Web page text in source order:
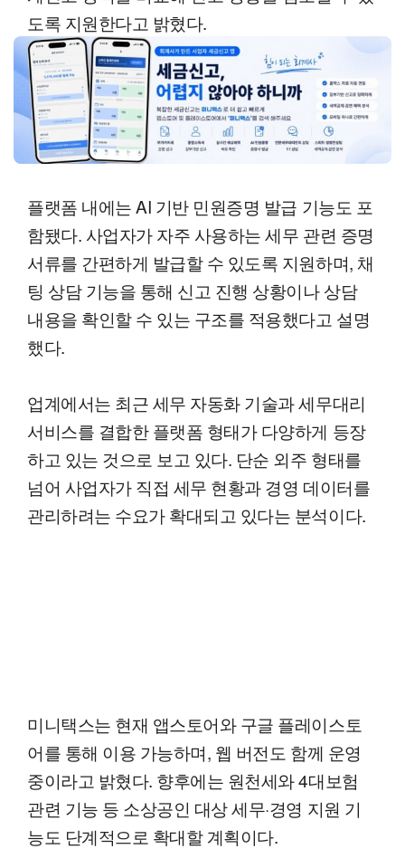
도록 지원한다고 밝혔다.
플랫폼 내에는 AI 기반 민원증명 발급 기능도 포
함됐다. 사업자가 자주 사용하는 세무 관련 증명
서류를 간편하게 발급할 수 있도록 지원하며, 채
팅 상담 기능을 통해 신고 진행 상황이나 상담
내용을 확인할 수 있는 구조를 적용했다고 설명
했다.
업계에서는 최근 세무 자동화 기술과 세무대리
서비스를 결합한 플랫폼 형태가 다양하게 등장
하고 있는 것으로 보고 있다. 단순 외주 형태를
넘어 사업자가 직접 세무 현황과 경영 데이터를
관리하려는 수요가 확대되고 있다는 분석이다.
미니택스는 현재 앱스토어와 구글 플레이스토
어를 통해 이용 가능하며, 웹 버전도 함께 운영
중이라고 밝혔다. 향후에는 원천세와 4대보험
관련 기능 등 소상공인 대상 세무·경영 지원 기
능도 단계적으로 확대할 계획이다.